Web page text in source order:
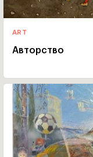
ART
Авторство